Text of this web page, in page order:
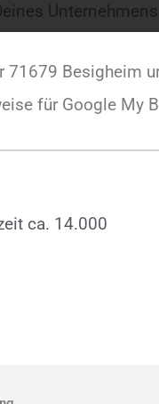
71679 Besigheim
für Google My
ca. 14.000